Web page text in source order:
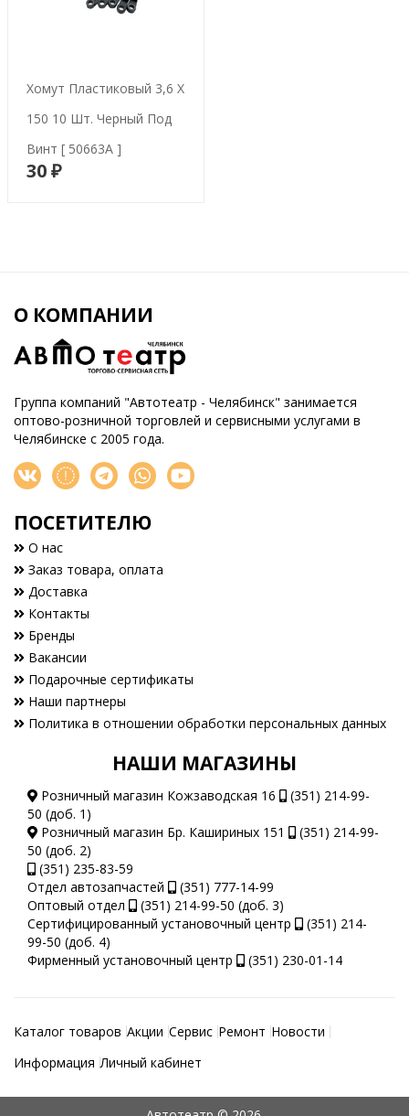
Хомут Пластиковый 3,6 X
150 10 Шт. Черный Под
Винт [ 50663A ]
30 ₽
О КОМПАНИИ
Группа компаний "Автотеатр - Челябинск" занимается
оптово-розничной торговлей и сервисными услугами в
Челябинске с 2005 года.
ПОСЕТИТЕЛЮ
О нас
Заказ товара, оплата
Доставка
Контакты
Бренды
Вакансии
Подарочные сертификаты
Наши партнеры
Политика в отношении обработки персональных данных
НАШИ МАГАЗИНЫ
Розничный магазин Кожзаводская 16
(351) 214-99-
50 (доб. 1)
Розничный магазин Бр. Кашириных 151
(351) 214-99-
50 (доб. 2)
(351) 235-83-59
Отдел автозапчастей
(351) 777-14-99
Оптовый отдел
(351) 214-99-50 (доб. 3)
Сертифицированный установочный центр
(351) 214-
99-50 (доб. 4)
Фирменный установочный центр
(351) 230-01-14
Каталог товаров Акции Сервис Ремонт Новости
Информация Личный кабинет